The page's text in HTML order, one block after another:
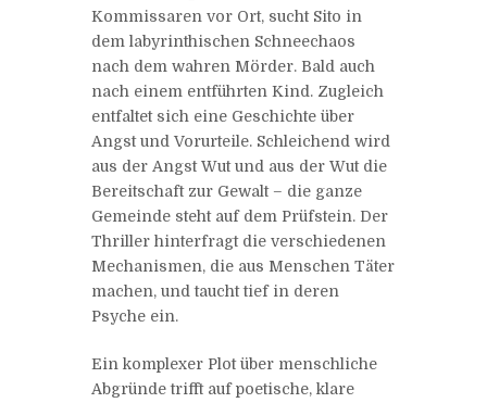
Kommissaren vor Ort, sucht Sito in
dem labyrinthischen Schneechaos
nach dem wahren Mörder. Bald auch
nach einem entführten Kind. Zugleich
entfaltet sich eine Geschichte über
Angst und Vorurteile. Schleichend wird
aus der Angst Wut und aus der Wut die
Bereitschaft zur Gewalt – die ganze
Gemeinde steht auf dem Prüfstein. Der
Thriller hinterfragt die verschiedenen
Mechanismen, die aus Menschen Täter
machen, und taucht tief in deren
Psyche ein.
Ein komplexer Plot über menschliche
Abgründe trifft auf poetische, klare